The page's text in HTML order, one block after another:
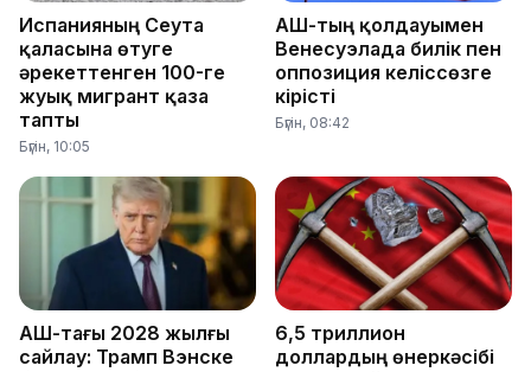
Испанияның Сеута
қаласына өтуге
әрекеттенген 100-ге
жуық мигрант қаза
тапты
Бүгін, 10:05
АҚШ-тың қолдауымен
Венесуэлада билік пен
оппозиция келіссөзге
кірісті
Бүгін, 08:42
АҚШ-тағы 2028 жылғы
сайлау: Трамп Вэнске
6,5 триллион
доллардың өнеркәсібі